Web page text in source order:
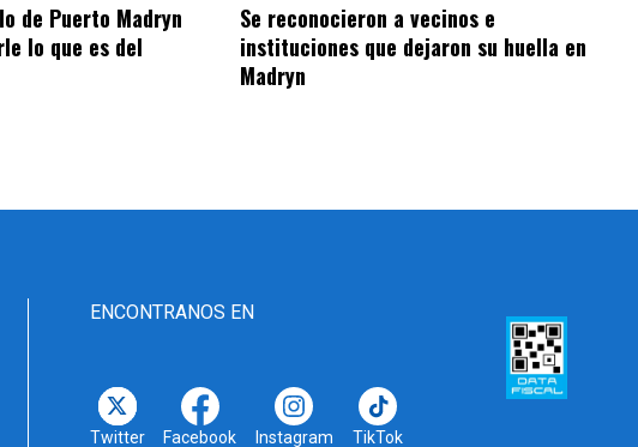
de Puerto Madryn
lo que es del
Se reconocieron a vecinos e
instituciones que dejaron su huella en
Madryn
ENCONTRANOS EN
Twitter Facebook Instagram TikTok